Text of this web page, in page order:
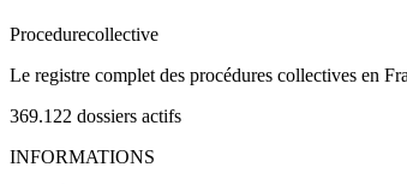
Procedurecollective
Le registre complet des procédures collectives en
369.122 dossiers actifs
INFORMATIONS